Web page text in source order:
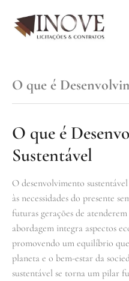
O que é
O que é
Sustentável
O desenvolvimento
às necessidades do presente
futuras gerações de atenderem
abordagem integra aspectos
promovendo um equilíbrio
planeta e o bem-estar da
sustentável se torna um pilar